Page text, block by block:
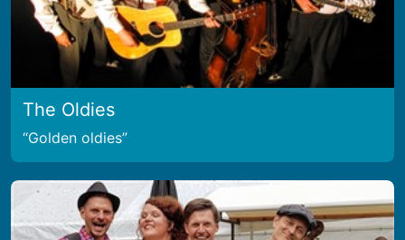
The Oldies
Golden oldies